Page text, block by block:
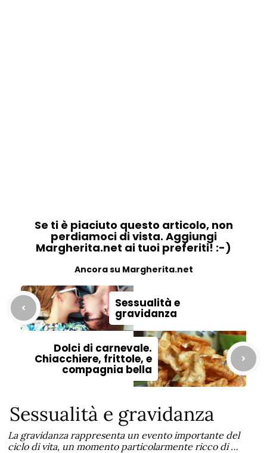
Se ti è piaciuto questo articolo, non
perdiamoci di vista. Aggiungi
Margherita.net ai tuoi preferiti! :-)
Ancora su Margherita.net
Sessualità e
gravidanza
Dolci di carnevale.
Chiacchiere, frittole, e
compagnia bella
Sessualità e gravidanza
La gravidanza rappresenta un evento importante del
ciclo di vita, un momento particolarmente ricco di …